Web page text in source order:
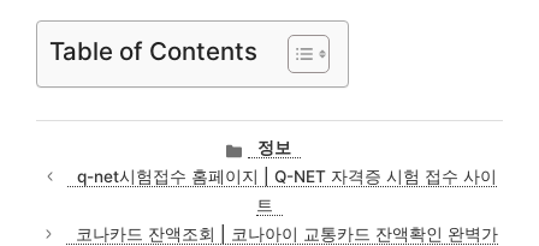
Table of Contents
카
테
고
리
정보
q-net시험접수 홈페이지 | Q-NET 자격증 시험 접수 사이
트
코나카드 잔액조회 | 코나아이 교통카드 잔액확인 완벽가